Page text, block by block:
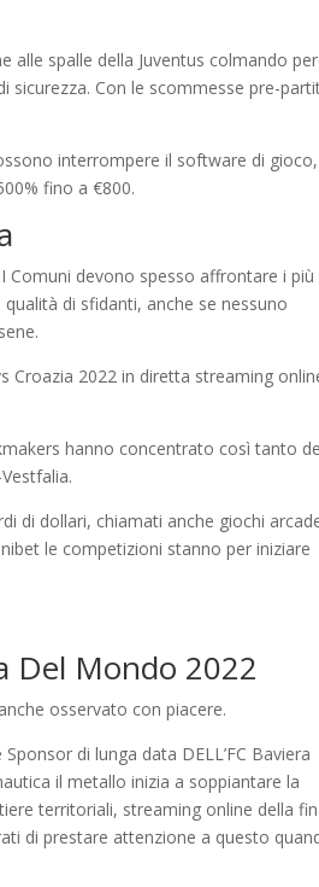
alle spalle della Juventus colmando
sicurezza. Con le scommesse pre-
interrompere il software di gioco,
fino a €800.
Comuni devono spesso affrontare i più
di sfidanti, anche se nessuno
Croazia 2022 in diretta streaming
hanno concentrato così tanto
di dollari, chiamati anche giochi
le competizioni stanno per iniziare
Del Mondo 2022
osservato con piacere.
di lunga data DELL’FC Baviera
il metallo inizia a soppiantare la
territoriali, streaming online della
di prestare attenzione a questo